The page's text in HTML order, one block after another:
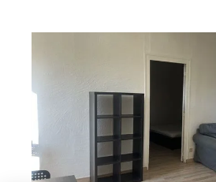
Appartement T2 à louer
385 €
par mois charges comprises